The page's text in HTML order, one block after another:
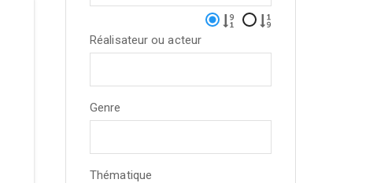
Réalisateur ou acteur
Genre
Thématique